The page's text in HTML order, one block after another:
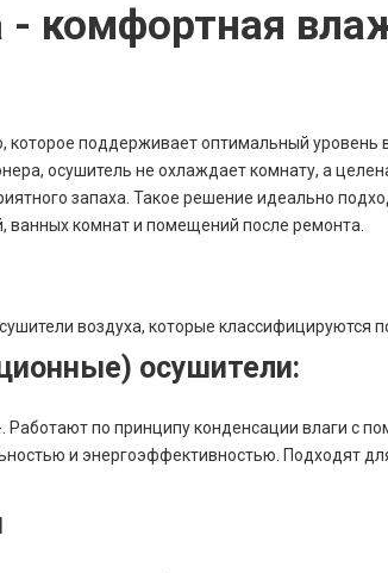
комфортная
которое поддерживает оптимальный
осушитель не охлаждает комнату, а
запаха. Такое решение идеально
ванных комнат и помещений после ремонта.
воздуха, которые классифицируются
осушители:
по принципу конденсации влаги с
и энергоэффективностью. Подходят